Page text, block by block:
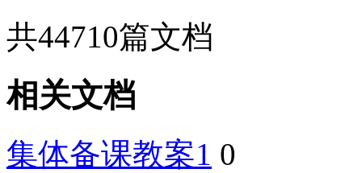
共44710篇文档
相关文档
集体备课教案1 0